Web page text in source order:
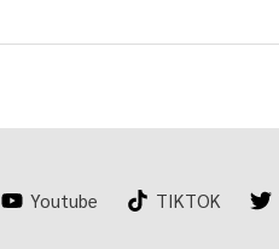
Youtube TIKTOK